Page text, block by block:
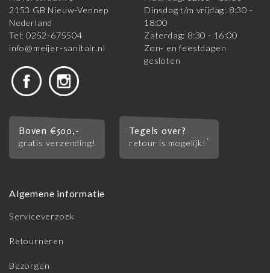
2153 GB Nieuw-Vennep
Nederland
Tel: 0252-675504
info@meijer-sanitair.nl
Dinsdag t/m vrijdag: 8:30 -
18:00
Zaterdag: 8:30 - 16:00
Zon- en feestdagen
gesloten
Boven €500,-
gratis verzending!
Tegels over?
retour is mogelijk! *
Algemene informatie
Serviceverzoek
Retourneren
Bezorgen